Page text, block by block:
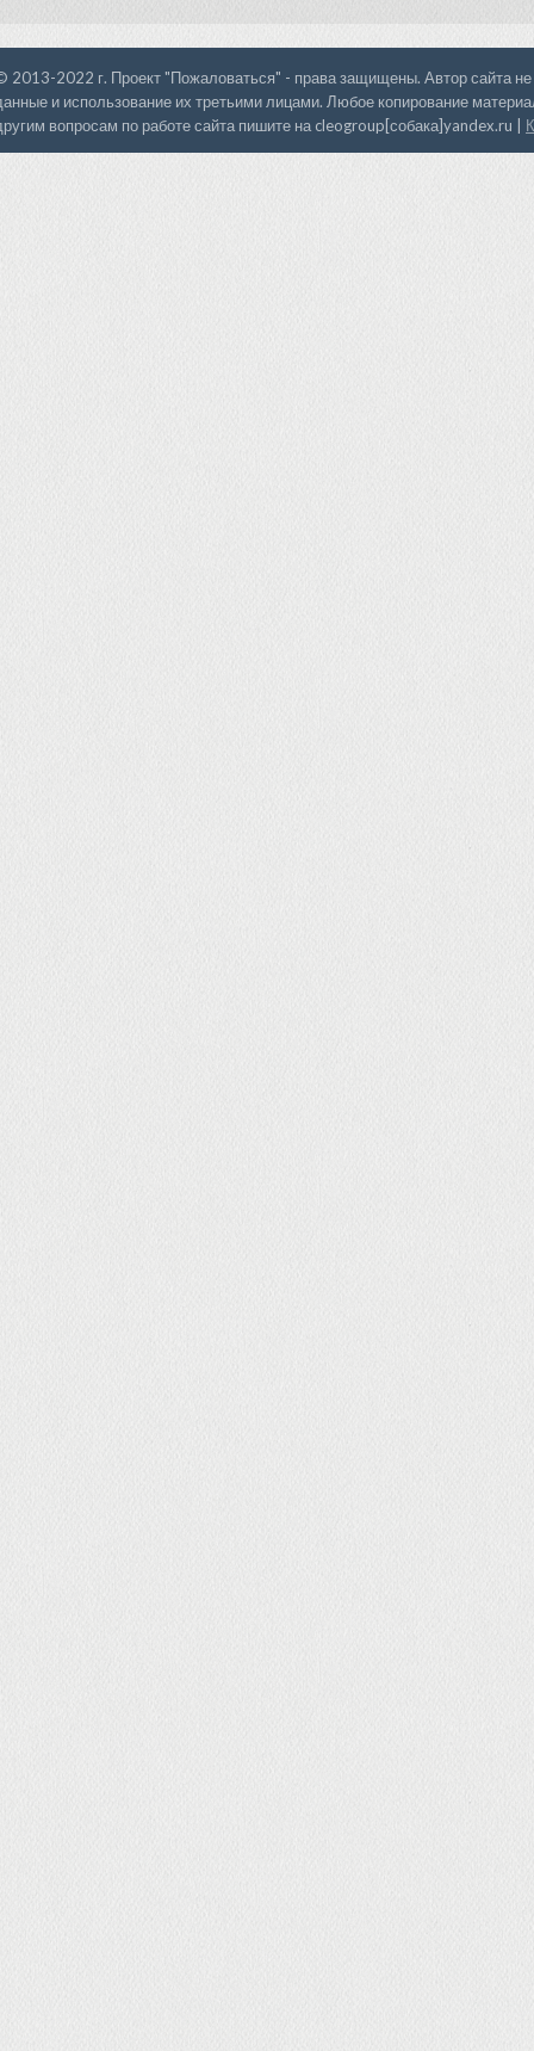
2013-2022 г. Проект "Пожаловаться" - права защищены. Автор сайта не
и использование их третьими лицами. Любое копирование
вопросам по работе сайта пишите на cleogroup[собака]yandex.ru |